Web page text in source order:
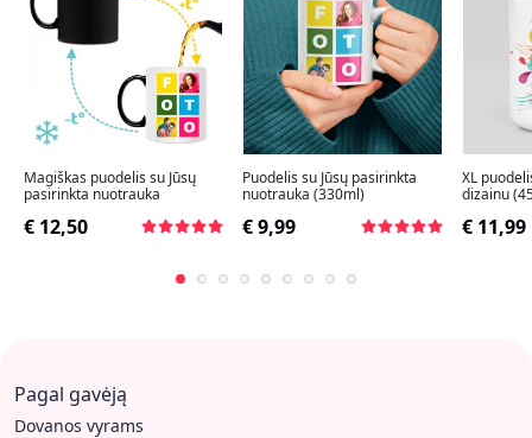
Magiškas puodelis su Jūsų
pasirinkta nuotrauka
€ 12,50
Puodelis su Jūsų pasirinkta
nuotrauka (330ml)
€ 9,99
XL
dizainu
€ 11,99
Pagal gavėją
Dovanos vyrams